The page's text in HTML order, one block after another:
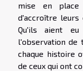
mise en
d'accroître leurs
Qu'ils aient
l'observation de
chaque histoire
de ceux qui ont